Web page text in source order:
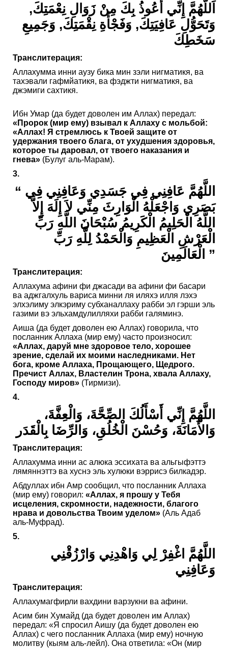
اَللَّهُمَّ إِنِّي أَعُوذُ بِكَ مِنْ زَوَالِ نِعْمَتِكَ,
وَتَحَوُّلِ عَافِيَتِكَ, وَفَجْأَةِ نِقْمَتِكَ, وَجَمِيعِ
سَخَطِكَ
Транслитерация:
Аллахумма инни аузу бика мин зэли нигматикя, ва
тахэвали гафмйатикя, ва фэджти нигматикя, ва
джэмиги сахтикя.
Ибн Умар (да будет доволен им Аллах) передал:
«Пророк (мир ему) взывал к Аллаху с мольбой:
«Аллах! Я стремлюсь к Твоей защите от
удержания твоего блага, от ухудшения здоровья,
которое ты даровал, от твоего наказания и
гнева» (Булуг аль-Марам).
3.
“ اللَّهُمَّ عَافِنِي فِي جَسَدِي وَعَافِنِي فِي
بَصَرِي وَاجْعَلْهُ الْوَارِثَ مِنِّي لاَ إِلَهَ إِلاَّ
اللَّهُ الْحَلِيمُ الْكَرِيمُ سُبْحَانَ اللَّهِ رَبِّ
الْعَرْشِ الْعَظِيمِ وَالْحَمْدُ لِلَّهِ رَبِّ
الْعَالَمِينَ ”
Транслитерация:
Аллахума афини фи джасади ва афини фи басари
ва аджгалхуль вариса минни ля иляхэ илля лэхэ
элхэлиму элкэриму субханаллаху рабби эл гэрши эль
газими вэ эльхамдулилляхи рабби галяминэ.
Аиша (да будет доволен ею Аллах) говорила, что
посланник Аллаха (мир ему) часто произносил:
«Аллах, даруй мне здоровое тело, хорошее
зрение, сделай их моими наследниками. Нет
бога, кроме Аллаха, Прощающего, Щедрого.
Пречист Аллах, Властелин Трона, хвала Аллаху,
Господу миров» (Тирмизи).
4.
اللَّهُمَّ إِنِّي أَسْأَلُكَ الصِّحَّةَ، وَالْعِفَّةَ،
وَالأَمَانَةَ، وَحُسْنَ الْخُلُقِ، وَالرِّضَا بِالْقَدَر
Транслитерация:
Аллахумма инни ас алюка эссихата ва альгыфэттэ
лямяннэттэ ва хуснэ эль хулюки вэррисэ билкадэр.
Абдуллах ибн Амр сообщил, что посланник Аллаха
(мир ему) говорил: «Аллах, я прошу у Тебя
исцеления, скромности, надежности, благого
нрава и довольства Твоим уделом» (Аль Адаб
аль-Муфрад).
5.
اللَّهُمَّ اغْفِرْ لِي وَاهْدِنِي وَارْزُقْنِي
وَعَافِنِي
Транслитерация:
Аллахумагфирли вахдини варзукни ва афини.
Асим бин Хумайд (да будет доволен им Аллах)
передал: «Я спросил Аишу (да будет доволен ею
Аллах) с чего посланник Аллаха (мир ему) ночную
молитву (кыям аль-лейл). Она ответила: «Он (мир